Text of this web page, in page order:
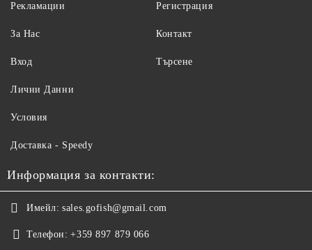
Рекламации
За Нас
Вход
Регистрация
Контакт
Търсене
Лични Данни
Условия
Доставка - Speedy
Информация за контакти:
Имейл: sales.gofish@gmail.com
Телефон: +359 897 879 066